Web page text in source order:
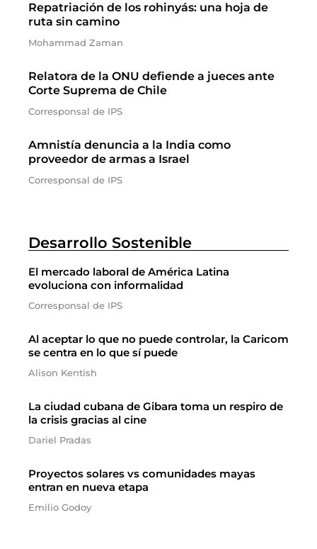
Repatriación de los rohinyás: una hoja de
ruta sin camino
Mohammad Zaman
Relatora de la ONU defiende a jueces ante
Corte Suprema de Chile
Corresponsal de IPS
Amnistía denuncia a la India como
proveedor de armas a Israel
Corresponsal de IPS
Desarrollo Sostenible
El mercado laboral de América Latina
evoluciona con informalidad
Corresponsal de IPS
Al aceptar lo que no puede controlar, la Caricom
se centra en lo que sí puede
Alison Kentish
La ciudad cubana de Gibara toma un respiro de
la crisis gracias al cine
Dariel Pradas
Proyectos solares vs comunidades mayas
entran en nueva etapa
Emilio Godoy